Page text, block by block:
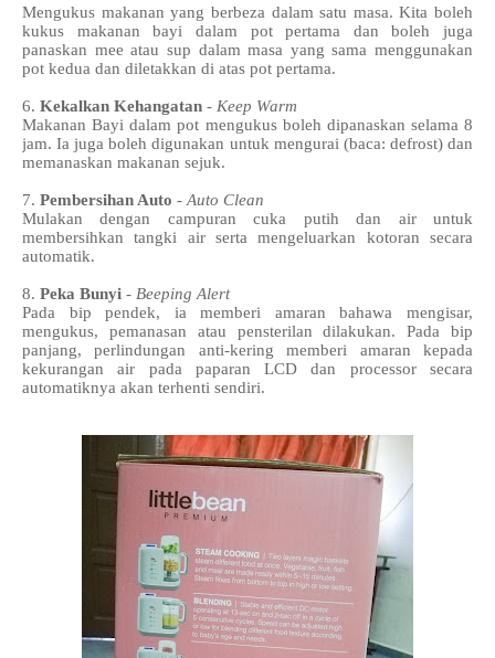
Mengukus makanan yang berbeza dalam satu masa. Kita boleh
kukus makanan bayi dalam pot pertama dan boleh juga
panaskan mee atau sup dalam masa yang sama menggunakan
pot kedua dan diletakkan di atas pot pertama.
6. Kekalkan Kehangatan - Keep Warm
Makanan Bayi dalam pot mengukus boleh dipanaskan selama 8
jam. Ia juga boleh digunakan untuk mengurai (baca: defrost) dan
memanaskan makanan sejuk.
7. Pembersihan Auto - Auto Clean
Mulakan dengan campuran cuka putih dan air untuk
membersihkan tangki air serta mengeluarkan kotoran secara
automatik.
8. Peka Bunyi - Beeping Alert
Pada bip pendek, ia memberi amaran bahawa mengisar,
mengukus, pemanasan atau pensterilan dilakukan. Pada bip
panjang, perlindungan anti-kering memberi amaran kepada
kekurangan air pada paparan LCD dan processor secara
automatiknya akan terhenti sendiri.